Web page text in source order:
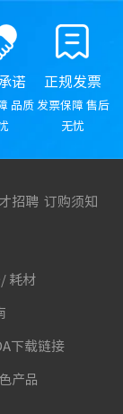
诺
品质
正规发票
发票保障 售后
无忧
招聘 订购须知
耗材
下载链接
产品